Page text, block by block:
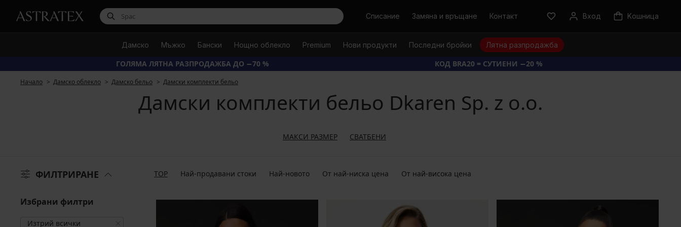
ТърсиСписание Замяна и връщане Контакт Вход Kошница
Дамско Мъжко Бански Нощно облекло Premium Нови продукти Последни бройки Лятна разпродажба
ГОЛЯМА ЛЯТНА РАЗПРОДАЖБА ДО −70 % КОД BRA20 = СУТИЕНИ −20 %
Начало Дамско облекло Дамско бельо Дамски комплекти бельо
Дамски комплекти бельо Dkaren Sp. z o.o.
МАКСИ РАЗМЕР СВАТБЕНИ
ФИЛТРИРАНЕ TOP Най-продавани стоки Най-новото От най-ниска цена От най-висока цена
Избрани филтри
Изтрий всички